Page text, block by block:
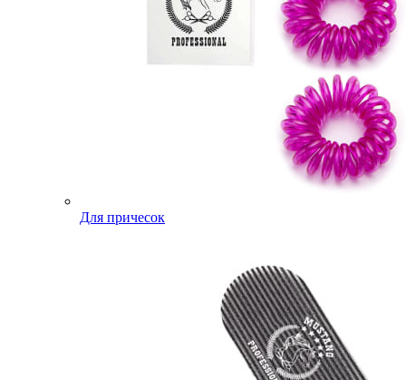
Для причесок